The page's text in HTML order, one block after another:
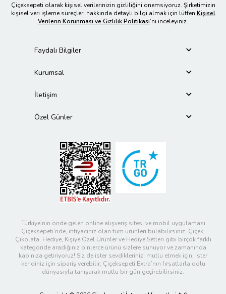
Çiçeksepeti olarak kişisel verilerinizin gizliliğini önemsiyoruz. Şirketimizin
kişisel veri işleme süreçleri hakkında detaylı bilgi almak için lütfen Kişisel
Verilerin Korunması ve Gizlilik Politikası’nı inceleyiniz.
Faydalı Bilgiler
Kurumsal
İletişim
Özel Günler
Türkiye’nin önde gelen online alışveriş sitesi ve mobil uygulaması
Çiçeksepeti’nde, ihtiyacınız olan tüm ürünleri bulabilirsiniz. Çiçek,
Çikolata, Hediye, Kişiye Özel Ürünler ve Hediye Setleri gibi birçok farklı
kategoride aradığınız binlerce ürünü sizlere sunuyor ve zamanında
kapınıza getiriyoruz! Siz de ister sevdiklerinizi mutlu etmek için, ister
kendiniz için sipariş verebilir; Çiçeksepeti Extra’nın fırsatlarla dolu
dünyasıyla tanışarak mutlu bir gün geçirebilirsiniz.